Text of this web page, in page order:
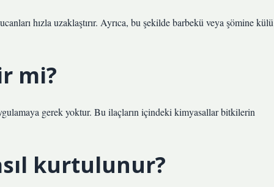
hızla uzaklaştırır. Ayrıca, bu şekilde barbekü veya şömine külü
mi?
gerek yoktur. Bu ilaçların içindeki kimyasallar bitkilerin
kurtulunur?